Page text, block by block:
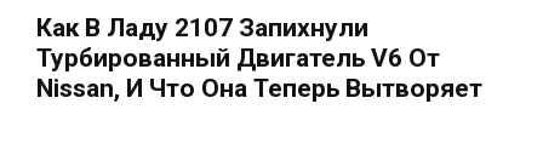
Как В Ладу 2107 Запихнули
Турбированный Двигатель V6 От
Nissan, И Что Она Теперь Вытворяет